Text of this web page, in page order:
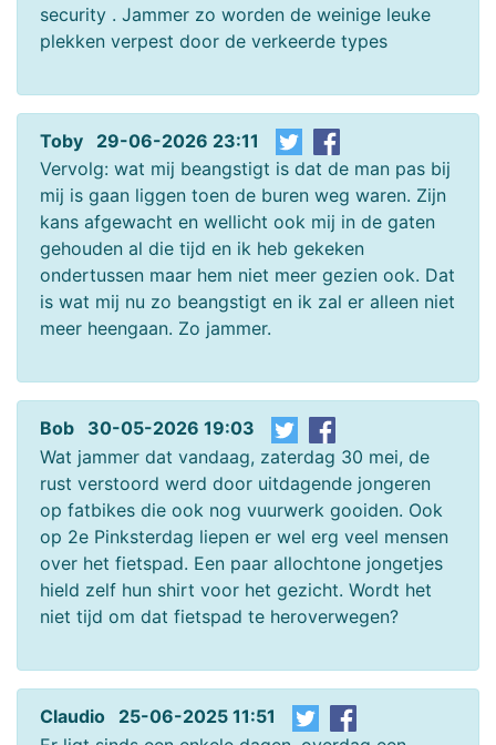
security . Jammer zo worden de weinige leuke
plekken verpest door de verkeerde types
Toby 29-06-2026 23:11
Vervolg: wat mij beangstigt is dat de man pas bij
mij is gaan liggen toen de buren weg waren. Zijn
kans afgewacht en wellicht ook mij in de gaten
gehouden al die tijd en ik heb gekeken
ondertussen maar hem niet meer gezien ook. Dat
is wat mij nu zo beangstigt en ik zal er alleen niet
meer heengaan. Zo jammer.
Bob 30-05-2026 19:03
Wat jammer dat vandaag, zaterdag 30 mei, de
rust verstoord werd door uitdagende jongeren
op fatbikes die ook nog vuurwerk gooiden. Ook
op 2e Pinksterdag liepen er wel erg veel mensen
over het fietspad. Een paar allochtone jongetjes
hield zelf hun shirt voor het gezicht. Wordt het
niet tijd om dat fietspad te heroverwegen?
Claudio 25-06-2025 11:51